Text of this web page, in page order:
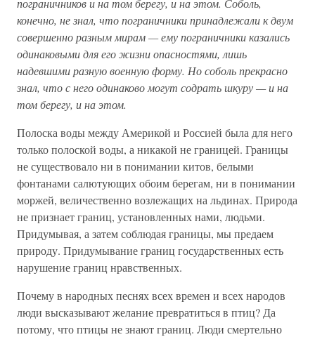
пограничников и на том берегу, и на этом. Соболь,
конечно, не знал, что пограничники принадлежали к двум
совершенно разным мирам — ему пограничники казались
одинаковыми для его жизни опасностями, лишь
надевшими разную военную форму. Но соболь прекрасно
знал, что с него одинаково могут содрать шкуру — и на
том берегу, и на этом.
Полоска воды между Америкой и Россией была для него
только полоской воды, а никакой не границей. Границы
не существовало ни в понимании китов, белыми
фонтанами салютующих обоим берегам, ни в понимании
моржей, величественно возлежащих на льдинах. Природа
не признает границ, установленных нами, людьми.
Придумывая, а затем соблюдая границы, мы предаем
природу. Придумывание границ государственных есть
нарушение границ нравственных.
Почему в народных песнях всех времен и всех народов
люди высказывают желание превратиться в птиц? Да
потому, что птицы не знают границ. Люди смертельно